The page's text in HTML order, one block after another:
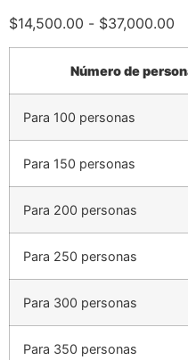
$14,500.00 - $37,000.00
Número de
Para 100 personas
Para 150 personas
Para 200 personas
Para 250 personas
Para 300 personas
Para 350 personas